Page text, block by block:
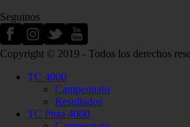
Seguinos
Copyright © 2019 - Todos los derechos
TC 4000
Campeonato
Resultados
TC Pista 4000